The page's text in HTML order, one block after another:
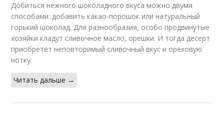
Добиться нежного шоколадного вкуса можно двумя
способами: добавить какао-порошок или натуральный
горький шоколад. Для разнообразия, особо продвинутые
хозяйки кладут сливочное масло, орешки. И тогда десерт
приобретет неповторимый сливочный вкус и ореховую
нотку.
Читать дальше →